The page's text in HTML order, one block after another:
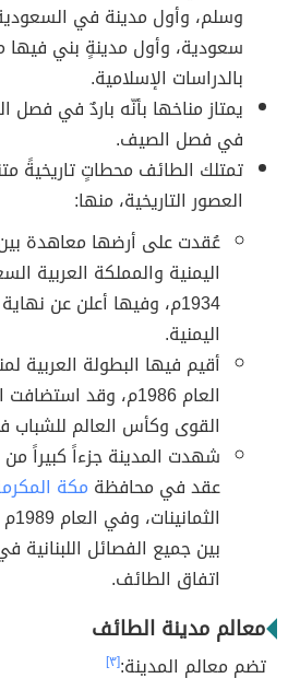
وسلم، وأول مدينة في
سعودية، وأول مدينةٍ بني
بالدراسات الإسلامية.
يمتاز مناخها بأنّه باردٌ في فصل
في فصل الصيف.
تمتلك الطائف محطاتٍ تاريخيةً
العصور التاريخية، منها:
عُقدت على أرضها معاهدة بين
اليمنية والمملكة العربية
1934م، وفيها أعلن عن
اليمنية.
أقيم فيها البطولة العربية
العام 1986م، وقد
القوى وكأس العالم للشباب في
شهدت المدينة جزءاً كبيراً
عقد في محافظة مكة
بين جميع الفصائل
اتفاق الطائف.
معالم مدينة الطائف
تضم معالم المدينة:[٣]